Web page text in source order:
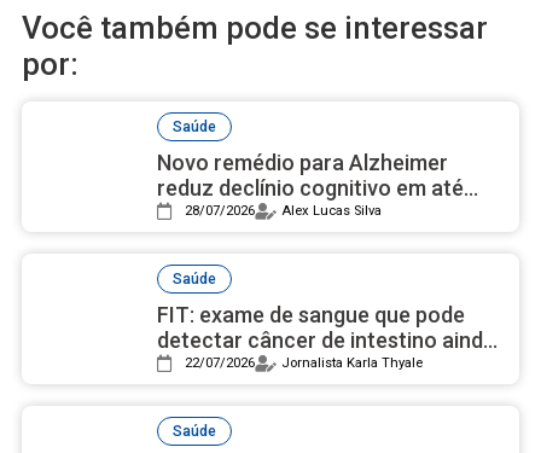
Você também pode se interessar
por:
Saúde
Novo remédio para Alzheimer
reduz declínio cognitivo em até
50% e avança nos estudos
28/07/2026 Alex Lucas Silva
Saúde
FIT: exame de sangue que pode
detectar câncer de intestino ainda
é desconhecido pela maioria
22/07/2026 Jornalista Karla Thyale
Saúde